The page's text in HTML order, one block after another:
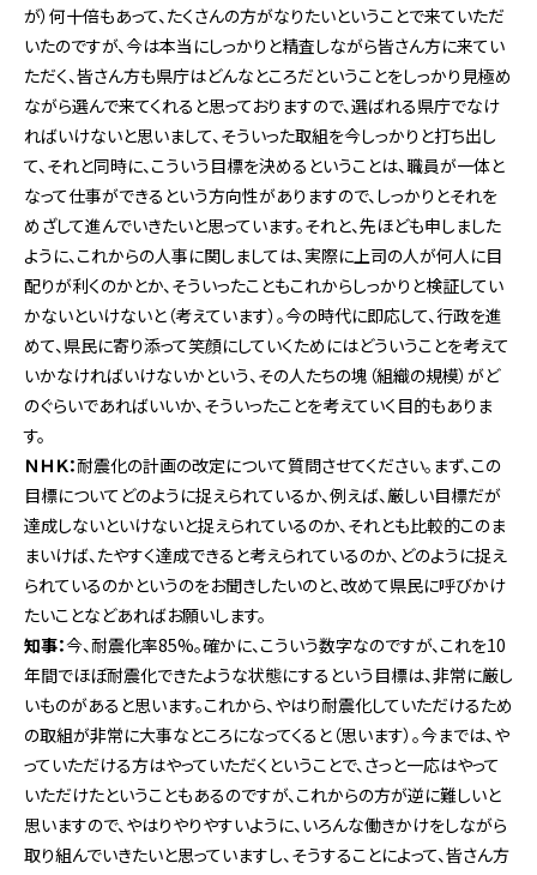
が）何十倍もあって、たくさんの方がなりたいということで来ていただ
いたのですが、今は本当にしっかりと精査しながら皆さん方に来てい
ただく、皆さん方も県庁はどんなところだということをしっかり見極め
ながら選んで来てくれると思っておりますので、選ばれる県庁でなけ
ればいけないと思いまして、そういった取組を今しっかりと打ち出し
て、それと同時に、こういう目標を決めるということは、職員が一体と
なって仕事ができるという方向性がありますので、しっかりとそれを
めざして進んでいきたいと思っています。それと、先ほども申しました
ように、これからの人事に関しましては、実際に上司の人が何人に目
配りが利くのかとか、そういったこともこれからしっかりと検証してい
かないといけないと（考えています）。今の時代に即応して、行政を進
めて、県民に寄り添って笑顔にしていくためにはどういうことを考えて
いかなければいけないかという、その人たちの塊（組織の規模）がど
のぐらいであればいいか、そういったことを考えていく目的もありま
す。
ＮＨＫ：耐震化の計画の改定について質問させてください。まず、この
目標についてどのように捉えられているか、例えば、厳しい目標だが
達成しないといけないと捉えられているのか、それとも比較的このま
まいけば、たやすく達成できると考えられているのか、どのように捉え
られているのかというのをお聞きしたいのと、改めて県民に呼びかけ
たいことなどあればお願いします。
知事：今、耐震化率85%。確かに、こういう数字なのですが、これを10
年間でほぼ耐震化できたような状態にするという目標は、非常に厳し
いものがあると思います。これから、やはり耐震化していただけるため
の取組が非常に大事なところになってくると（思います）。今までは、や
っていただける方はやっていただくということで、さっと一応はやって
いただけたということもあるのですが、これからの方が逆に難しいと
思いますので、やはりやりやすいように、いろんな働きかけをしながら
取り組んでいきたいと思っていますし、そうすることによって、皆さん方